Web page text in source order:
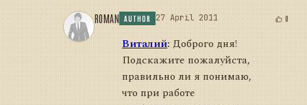
ROMAN AUTHOR 27 April 2011 0
Виталий: Доброго дня!
Подскажите пожалуйста,
правильно ли я понимаю,
что при работе